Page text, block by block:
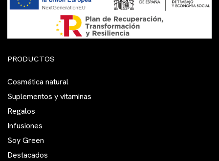
PRODUCTOS
Cosmética natural
Suplementos y vitaminas
Regalos
Infusiones
Soy Green
Destacados